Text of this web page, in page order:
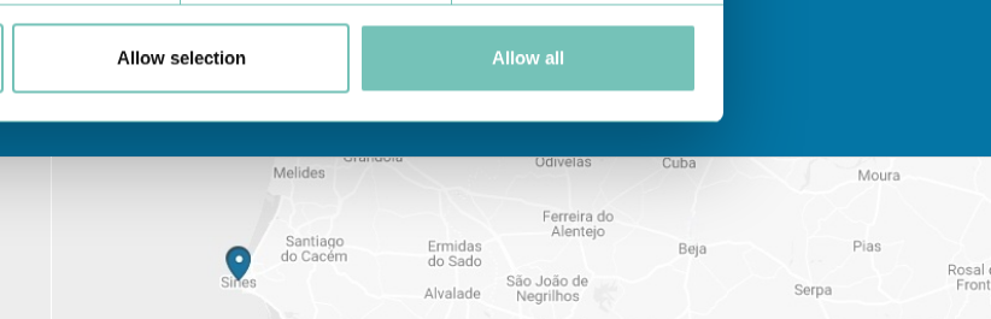
Allow selection Allow all
Conheça todas as Unidades de saúde CUFaqui